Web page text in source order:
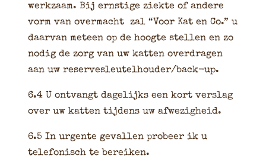
werkzaam. Bij ernstige ziekte of andere
vorm van overmacht zal “Voor Kat en Co.” u
daarvan meteen op de hoogte stellen en zo
nodig de zorg van uw katten overdragen
aan uw reservesleutelhouder/back-up.
6.4 U ontvangt dagelijks een kort verslag
over uw katten tijdens uw afwezigheid.
6.5 In urgente gevallen probeer ik u
telefonisch te bereiken.